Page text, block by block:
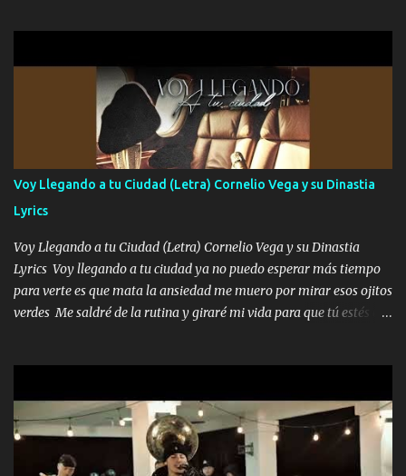
cariño de mi alma Que pa febrero vendré frente a ti con mis
preguntas y digas que sí hacernos novios y verte feliz y muy
contenta como yo por ti Música Pregúntame qué es lo que me
enamora pa describirte unas cuantas horas también pregunta que
quiero contigo que seas dichosa al estar conmigo Y ya borracho
contéstame la llamada pa dedicarte unas bonitas palabras así
borracho me animo a decirte todo y puedo describirlo mucho que
me encantes Decirte que me siento muy feliz y emocionado por
tenerte aquí espero que quiera...
Voy Llegando a tu Ciudad (Letra) Cornelio Vega y su Dinastia
Lyrics
Voy Llegando a tu Ciudad (Letra) Cornelio Vega y su Dinastia
Lyrics Voy llegando a tu ciudad ya no puedo esperar más tiempo
para verte es que mata la ansiedad me muero por mirar esos ojitos
verdes Me saldré de la rutina y giraré mi vida para que tú estés en
solo yo tendre el candado 🔒 del amor ❤️ Música Mil y un besos
para dar ya estando en tu ciudad no habrá quien lo detenga si las
copas van de más vayamos a un lugar y cerremos las puertas
Entre alcohol y besos se va incrementado el Fuego en esa